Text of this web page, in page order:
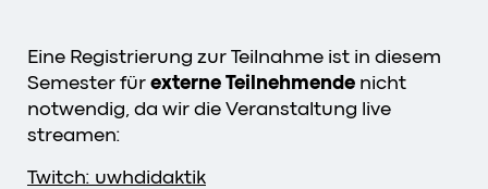
Eine Registrierung zur Teilnahme ist in diesem
Semester für externe Teilnehmende nicht
notwendig, da wir die Veranstaltung live
streamen:
Twitch: uwhdidaktik